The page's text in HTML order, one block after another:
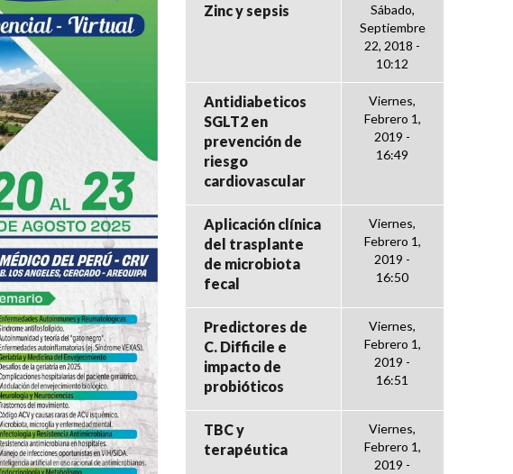
Zinc y sepsis
Sábado,
Septiembre
22, 2018 -
10:12
Antidiabeticos
SGLT2 en
prevención de
riesgo
cardiovascular
Viernes,
Febrero 1,
2019 -
16:49
Aplicación clínica
del trasplante
de microbiota
fecal
Viernes,
Febrero 1,
2019 -
16:50
Predictores de
C. Difficile e
impacto de
probióticos
Viernes,
Febrero 1,
2019 -
16:51
TBC y
terapéutica
Viernes,
Febrero 1,
2019 -